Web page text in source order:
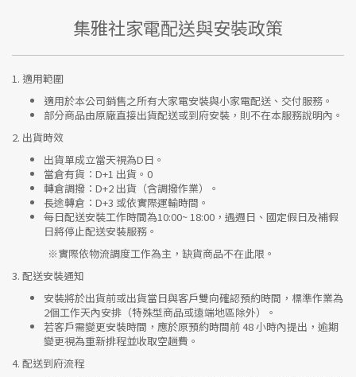
集雅社家電配送與安裝政策
1. 適用範圍
適用於本公司銷售之所有大家電安裝與小家電配送、交付服務。
部分商品由原廠直接出貨配送或到府安裝，則不在本服務說明內。
2. 出貨時效
出貨單成立當天視為D日。
當倉有貨： D+1 出貨。0
轉倉調撥： D+2 出貨（含調撥作業）。
長途轉倉： D+3 或依實際運輸時間。
每日配送安裝工作時間為10:00~ 18:00，遇週日、國定假日及補假
日將停止配送安裝服務。
※實際依物流調度工作為主，缺貨商品不在此限。
3. 配送安裝通知
安裝將於出貨前或出貨當日與客戶雙向確認預約時間，標準作業為
2個工作天內安排（特殊型商品或遠端地區除外）。
若客戶需變更安裝時間，應於原預約時間前 48 小時內提出，逾期
變更視為重新排程並收取空趟費。
4. 配送到府流程